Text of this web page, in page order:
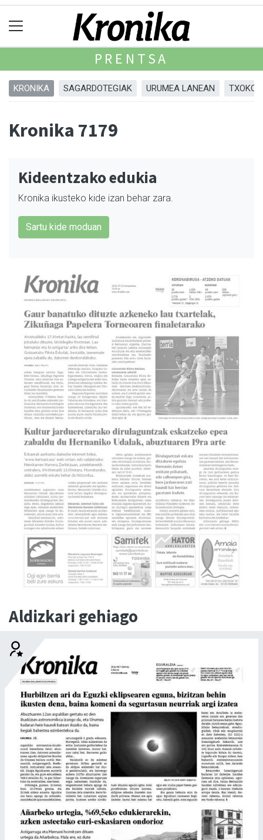
PRENTSA
KRONIKA SAGARDOTEGIAK URUMEA LANEAN
Kronika 7179
Kideentzako edukia
Kronika ikusteko kide izan behar zara.
Sartu kide moduan
Aldizkari gehiago